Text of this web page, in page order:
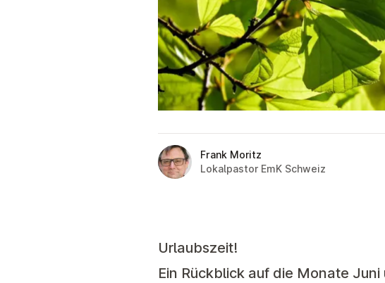
Frank Moritz
Lokalpastor EmK Schweiz
Urlaubszeit!
Ein Rückblick auf die Monate